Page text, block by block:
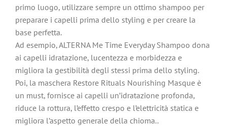
primo luogo, utilizzare sempre un ottimo shampoo per
preparare i capelli prima dello styling e per creare la
base perfetta.
Ad esempio, ALTERNA Me Time Everyday Shampoo dona
ai capelli idratazione, lucentezza e morbidezza e
migliora la gestibilità degli stessi prima dello styling.
Poi, la maschera Restore Rituals Nourishing Masque è
un must, fornisce ai capelli un’idratazione profonda,
riduce la rottura, l’effetto crespo e l’elettricità statica e
migliora l’aspetto generale della chioma..